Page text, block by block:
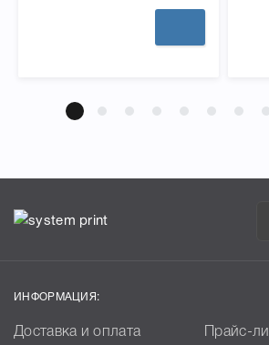
220 страниц печатного текста, но при
ИНФОРМАЦИЯ:
Доставка и оплата Прайс-